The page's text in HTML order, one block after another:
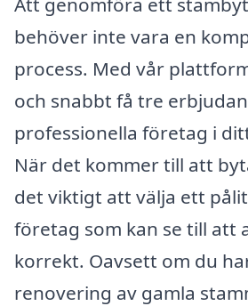
behöver inte vara en
process. Med vår
och snabbt få tre
professionella företag i
När det kommer till att
det viktigt att välja ett
företag som kan se till att
korrekt. Oavsett om du
renovering av gamla